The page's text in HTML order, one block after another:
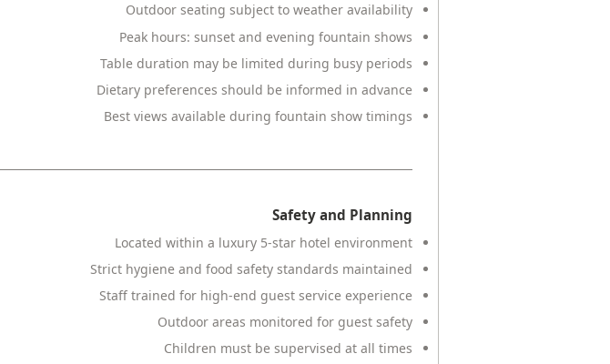
Outdoor seating subject to weather availability
Peak hours: sunset and evening fountain shows
Table duration may be limited during busy periods
Dietary preferences should be informed in advance
Best views available during fountain show timings
Safety and Planning
Located within a luxury 5-star hotel environment
Strict hygiene and food safety standards maintained
Staff trained for high-end guest service experience
Outdoor areas monitored for guest safety
Children must be supervised at all times